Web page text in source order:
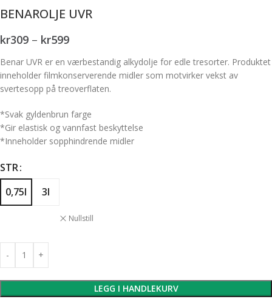
BENAROLJE UVR
kr309 – kr599
Benar UVR er en værbestandig alkydolje for edle tresorter. Produktet
inneholder filmkonserverende midler som motvirker vekst av
svertesopp på treoverflaten.
*Svak gyldenbrun farge
*Gir elastisk og vannfast beskyttelse
*Inneholder sopphindrende midler
STR
0,75l
3l
Nullstill
LEGG I HANDLEKURV